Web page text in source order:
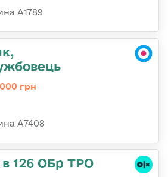
А1789
грн
А7408
126 ОБр ТРО